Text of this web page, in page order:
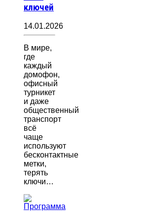
ключей
14.01.2026
В мире,
где
каждый
домофон,
офисный
турникет
и даже
общественный
транспорт
всё
чаще
используют
бесконтактные
метки,
терять
ключи…